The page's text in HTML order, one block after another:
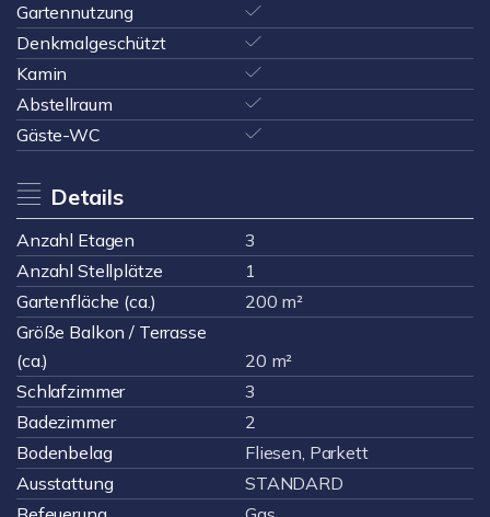
Gartennutzung
Denkmalgeschützt
Kamin
Abstellraum
Gäste-WC
Details
Anzahl Etagen
3
Anzahl Stellplätze
1
Gartenfläche (ca.)
200 m²
Größe Balkon / Terrasse
(ca.)
20 m²
Schlafzimmer
3
Badezimmer
2
Bodenbelag
Fliesen, Parkett
Ausstattung
STANDARD